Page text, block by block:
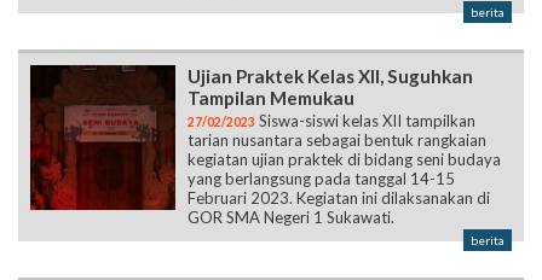
berita
Ujian Praktek Kelas XII, Suguhkan
Tampilan Memukau
27/02/2023 Siswa-siswi kelas XII tampilkan
tarian nusantara sebagai bentuk rangkaian
kegiatan ujian praktek di bidang seni budaya
yang berlangsung pada tanggal 14-15
Februari 2023. Kegiatan ini dilaksanakan di
GOR SMA Negeri 1 Sukawati.
berita